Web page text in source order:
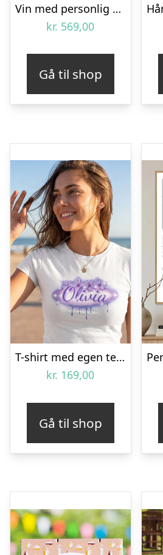
Vin med personlig etiket – AIX Rosé – Magnum
kr. 569,00
Gå til shop
T-shirt med egen tekst – Midnight Sun
kr. 169,00
Gå til shop